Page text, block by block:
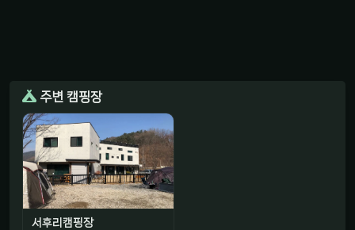
주변 캠핑장
서후리캠핑장